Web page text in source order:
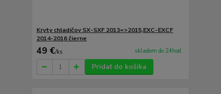
Kryty chladičov SX-SXF 2013=>2015,EXC-EXCF
2014-2016 čierne
49 €/ks skladom do 24hod.
Pridať do košíka